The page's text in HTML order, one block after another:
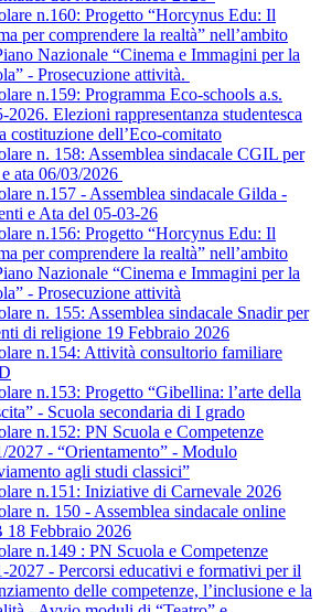
n.160: Progetto “Horcynus Edu: Il
per comprendere la realtà” nell’ambito
Nazionale “Cinema e Immagini per la
- Prosecuzione attività.
n.159: Programma Eco-schools a.s.
2026. Elezioni rappresentanza studentesca
costituzione dell’Eco-comitato
n. 158: Assemblea sindacale CGIL per
ata 06/03/2026
n.157 - Assemblea sindacale Gilda -
e Ata del 05-03-26
n.156: Progetto “Horcynus Edu: Il
per comprendere la realtà” nell’ambito
Nazionale “Cinema e Immagini per la
- Prosecuzione attività
n. 155: Assemblea sindacale Snadir per
di religione 19 Febbraio 2026
n.154: Attività consultorio familiare
n.153: Progetto “Gibellina: l’arte della
- Scuola secondaria di I grado
n.152: PN Scuola e Competenze
2027 - “Orientamento” - Modulo
agli studi classici”
n.151: Iniziative di Carnevale 2026
n. 150 - Assemblea sindacale online
18 Febbraio 2026
n.149 : PN Scuola e Competenze
2027 - Percorsi educativi e formativi per il
delle competenze, l’inclusione e la